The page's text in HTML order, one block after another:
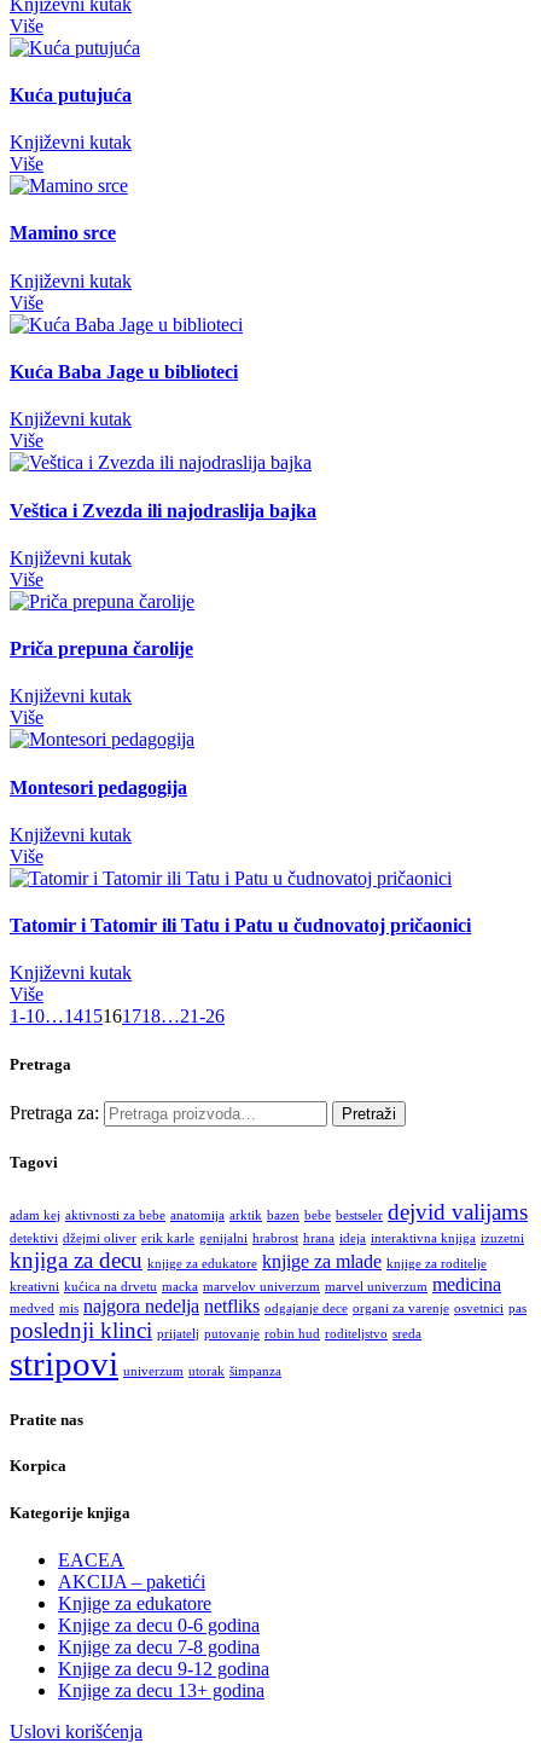
Više
Kuća putujuća
Književni kutak
Više
Mamino srce
Književni kutak
Više
Kuća Baba Jage u biblioteci
Književni kutak
Više
Veštica i Zvezda ili najodraslija bajka
Književni kutak
Više
Priča prepuna čarolije
Književni kutak
Više
Montesori pedagogija
Književni kutak
Više
Tatomir i Tatomir ili Tatu i Patu u čudnovatoj pričaonici
Književni kutak
Više
1-10…1415161718…21-26
Pretraga
Pretraga za: Pretraži
Tagovi
adam kej aktivnosti za bebe anatomija arktik bazen bebe bestseler dejvid valijams
detektivi džejmi oliver erik karle genijalni hrabrost hrana ideja interaktivna knjiga izuzetni
knjiga za decu knjige za edukatore knjige za mlade knjige za roditelje
kreativni kućica na drvetu macka marvelov univerzum marvel univerzum medicina
medved mis najgora nedelja netfliks odgajanje dece organi za varenje osvetnici pas
poslednji klinci prijatelj putovanje robin hud roditeljstvo sreda
stripovi univerzum utorak šimpanza
Pratite nas
Korpica
Kategorije knjiga
EACEA
AKCIJA – paketići
Knjige za edukatore
Knjige za decu 0-6 godina
Knjige za decu 7-8 godina
Knjige za decu 9-12 godina
Knjige za decu 13+ godina
Uslovi korišćenja